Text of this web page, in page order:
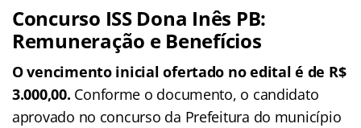
Concurso ISS Dona Inês PB:
Remuneração e Benefícios
O vencimento inicial ofertado no edital é de R$
3.000,00. Conforme o documento, o candidato
aprovado no concurso da Prefeitura do município